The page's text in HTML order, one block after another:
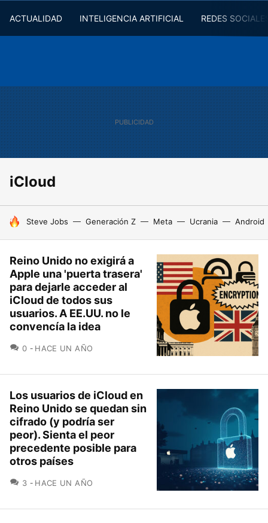
ACTUALIDAD INTELIGENCIA ARTIFICIAL REDES
iCloud
HOY SE HABLA DE
Steve Jobs Generación Z Meta Ucrania Android
Reino Unido no exigirá a
Apple una 'puerta trasera'
para dejarle acceder al
iCloud de todos sus
usuarios. A EE.UU. no le
convencía la idea
0 COMENTARIOS
HACE UN AÑO
Los usuarios de iCloud en
Reino Unido se quedan sin
cifrado (y podría ser
peor). Sienta el peor
precedente posible para
otros países
3 COMENTARIOS
HACE UN AÑO